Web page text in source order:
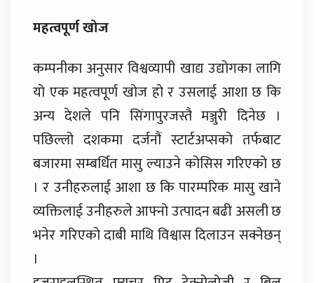
महत्वपूर्ण खोज
कम्पनीका अनुसार विश्वव्यापी खाद्य उद्योगका लागि
यो एक महत्वपूर्ण खोज हो र उसलाई आशा छ कि
अन्य देशले पनि सिंगापुरजस्तै मञ्जुरी दिनेछ ।
पछिल्लो दशकमा दर्जनौं स्टार्टअप्सको तर्फबाट
बजारमा सम्बर्धित मासु ल्याउने कोसिस गरिएको छ
। र उनीहरुलाई आशा छ कि पारम्परिक मासु खाने
व्यक्तिलाई उनीहरुले आफ्नो उत्पादन बढी असली छ
भनेर गरिएको दाबी माथि विश्वास दिलाउन सक्नेछन्
।